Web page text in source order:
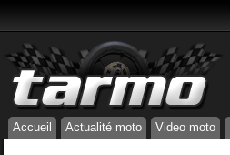
Accueil Actualité moto Video moto